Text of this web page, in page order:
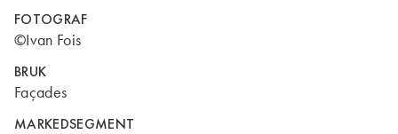
FOTOGRAF
©Ivan Fois
BRUK
Façades
MARKEDSEGMENT